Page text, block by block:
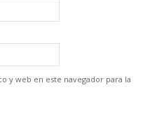
y web en este navegador para la